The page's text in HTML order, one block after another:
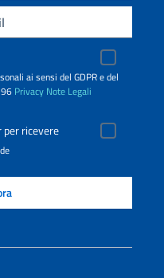
ai sensi del GDPR e del
Privacy Note Legali
ricevere